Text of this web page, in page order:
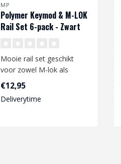
MP
Polymer Keymod & M-LOK
Rail Set 6-pack - Zwart
Mooie rail set geschikt
voor zowel M-lok als
Keymod rail systemen. De
rails zijn..
€12,95
Deliverytime